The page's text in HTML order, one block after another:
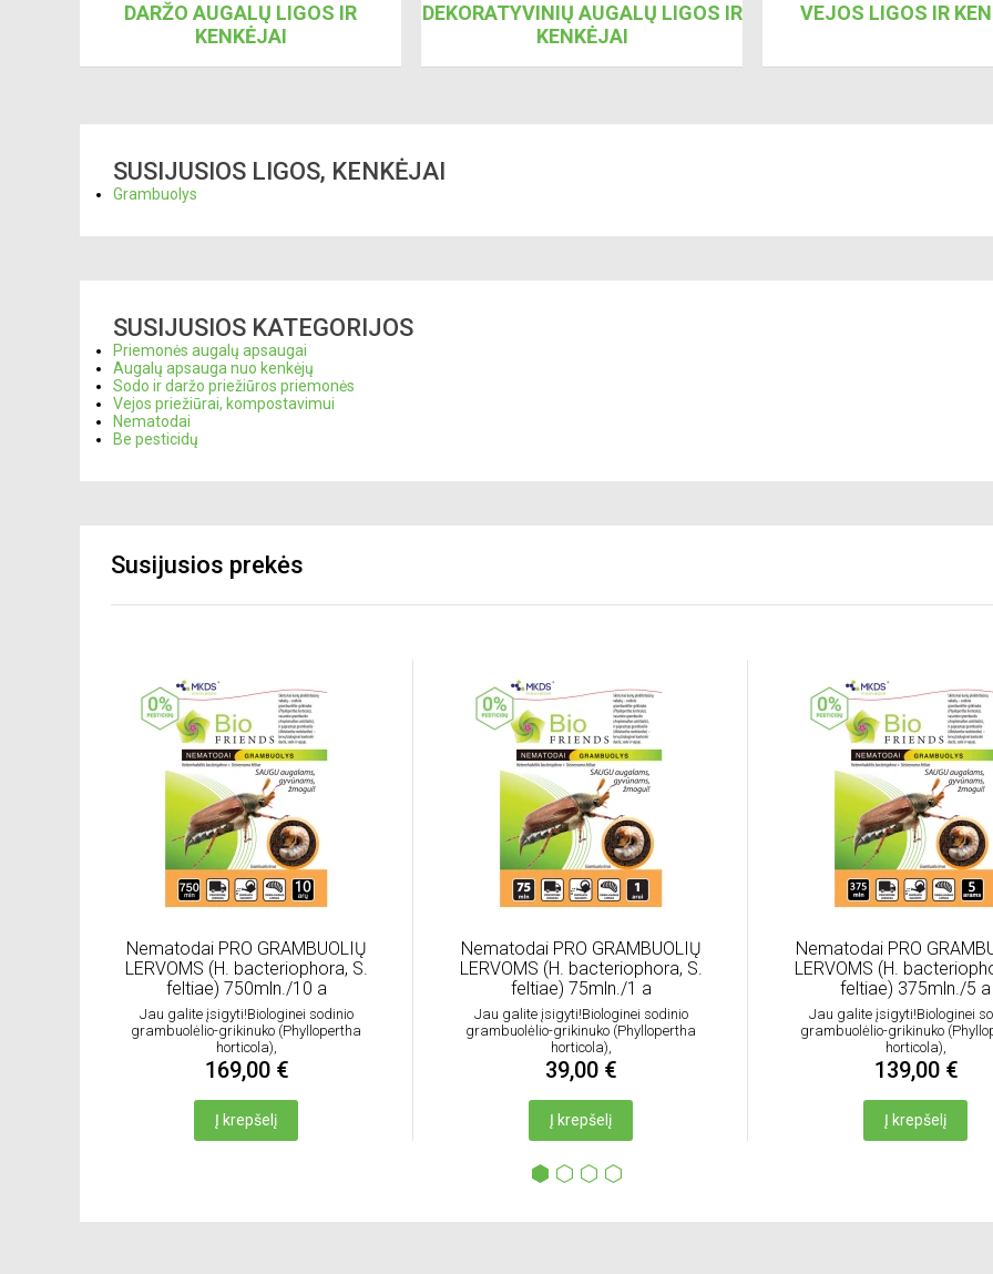
DARŽO AUGALŲ LIGOS IR
KENKĖJAI
DEKORATYVINIŲ AUGALŲ LIGOS IR
KENKĖJAI
VEJOS LIGOS IR
SUSIJUSIOS LIGOS, KENKĖJAI
Grambuolys
SUSIJUSIOS KATEGORIJOS
Priemonės augalų apsaugai
Augalų apsauga nuo kenkėjų
Sodo ir daržo priežiūros priemonės
Vejos priežiūrai, kompostavimui
Nematodai
Be pesticidų
Susijusios prekės
Nematodai PRO GRAMBUOLIŲ
LERVOMS (H. bacteriophora, S.
feltiae) 750mln./10 a
Jau galite įsigyti!Biologinei sodinio
grambuolėlio-grikinuko (Phyllopertha
horticola),
169,00 €
Į krepšelį
Nematodai PRO GRAMBUOLIŲ
LERVOMS (H. bacteriophora, S.
feltiae) 75mln./1 a
Jau galite įsigyti!Biologinei sodinio
grambuolėlio-grikinuko (Phyllopertha
horticola),
39,00 €
Į krepšelį
Nematodai PRO
LERVOMS (H.
feltiae) 375mln./5 a
Jau galite įsigyti!Biologinei
grambuolėlio-grikinuko
horticola),
139,00 €
Į krepšelį